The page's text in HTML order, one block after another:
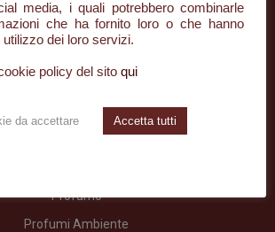
info@desaar.it
Piazza della Rinascita, 50/3
Profumo
Profumi Ambiente
media, i quali potrebbero combinarle
che ha fornito loro o che hanno
dei loro servizi.
policy del sito qui
da accettare Accetta tutti